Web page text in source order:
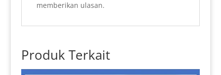
memberikan ulasan.
Produk Terkait